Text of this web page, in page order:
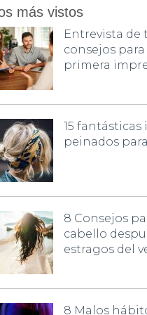
más vistos
Entrevista de
consejos
primera
15 fantásticas
peinados
8 Consejos
cabello
estragos del
8 Malos